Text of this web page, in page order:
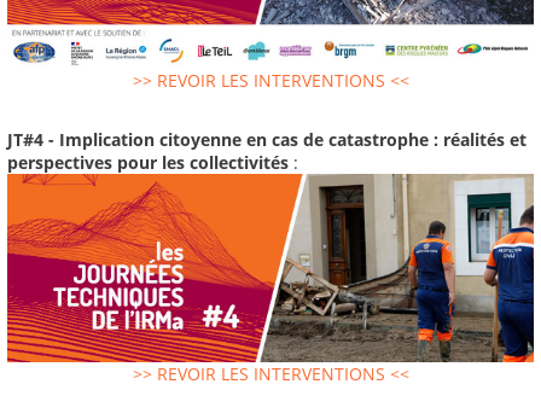
>> REVOIR LES INTERVENTIONS <<
JT#4 - Implication citoyenne en cas de catastrophe : réalités et
perspectives pour les collectivités :
>> REVOIR LES INTERVENTIONS <<